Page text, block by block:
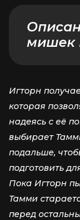
мишек
Игторн
которая
надеясь с её
выбирает
подальше,
подготовить
Пока Игторн
Тамми
перед